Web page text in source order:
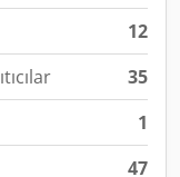
12
35
1
47